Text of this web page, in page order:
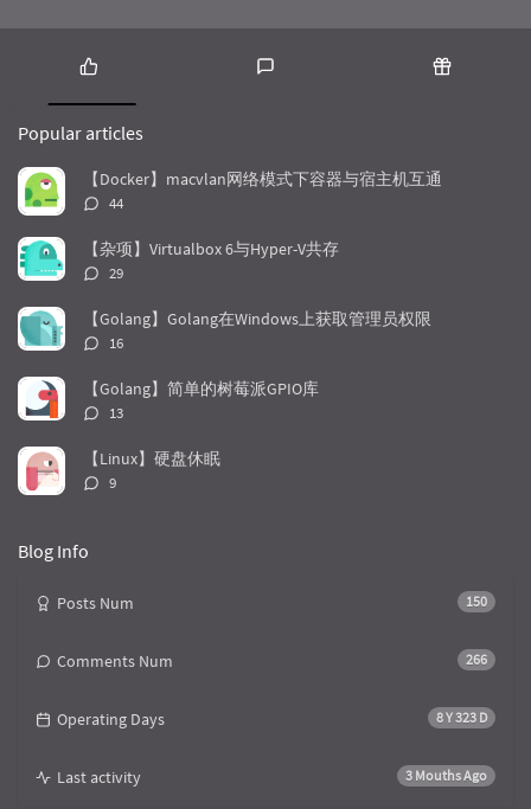
P
p
u
l
a
r
a
r
t
i
e
e
s
o
m
t
Popular articles
【Docker】macvlan网络模式下容器与宿主机互通
评
数：
44
【杂项】Virtualbox 6与Hyper-V共存
评
数：
29
【Golang】Golang在Windows上获取管理员权限
评
数：
16
【Golang】简单的树莓派GPIO库
评
数：
13
【Linux】硬盘休眠
评
9
Blog Info
150
Posts Num
266
Comments Num
8 Y 323 D
Operating Days
3 Mouths Ago
Last activity